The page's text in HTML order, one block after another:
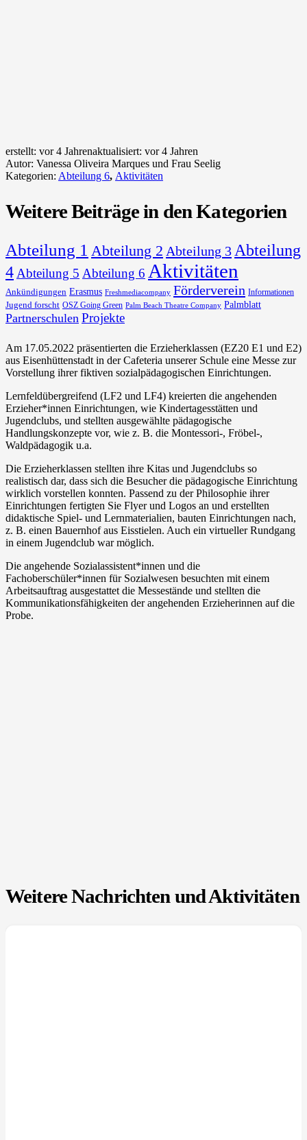
erstellt: vor 4 Jahrenaktualisiert: vor 4 Jahren
Autor: Vanessa Oliveira Marques und Frau Seelig
Kategorien: Abteilung 6, Aktivitäten
Weitere Beiträge in den Kategorien
Abteilung 1 Abteilung 2 Abteilung 3 Abteilung
4 Abteilung 5 Abteilung 6 Aktivitäten
Ankündigungen Erasmus Freshmediacompany Förderverein Informationen
Jugend forscht OSZ Going Green Palm Beach Theatre Company Palmblatt
Partnerschulen Projekte
Am 17.05.2022 präsentierten die Erzieherklassen (EZ20 E1 und E2)
aus Eisenhüttenstadt in der Cafeteria unserer Schule eine Messe zur
Vorstellung ihrer fiktiven sozialpädagogischen Einrichtungen.
Lernfeldübergreifend (LF2 und LF4) kreierten die angehenden
Erzieher*innen Einrichtungen, wie Kindertagesstätten und
Jugendclubs, und stellten ausgewählte pädagogische
Handlungskonzepte vor, wie z. B. die Montessori-, Fröbel-,
Waldpädagogik u.a.
Die Erzieherklassen stellten ihre Kitas und Jugendclubs so
realistisch dar, dass sich die Besucher die pädagogische Einrichtung
wirklich vorstellen konnten. Passend zu der Philosophie ihrer
Einrichtungen fertigten Sie Flyer und Logos an und erstellten
didaktische Spiel- und Lernmaterialien, bauten Einrichtungen nach,
z. B. einen Bauernhof aus Eisstielen. Auch ein virtueller Rundgang
in einem Jugendclub war möglich.
Die angehende Sozialassistent*innen und die
Fachoberschüler*innen für Sozialwesen besuchten mit einem
Arbeitsauftrag ausgestattet die Messestände und stellten die
Kommunikationsfähigkeiten der angehenden Erzieherinnen auf die
Probe.
Weitere Nachrichten und Aktivitäten